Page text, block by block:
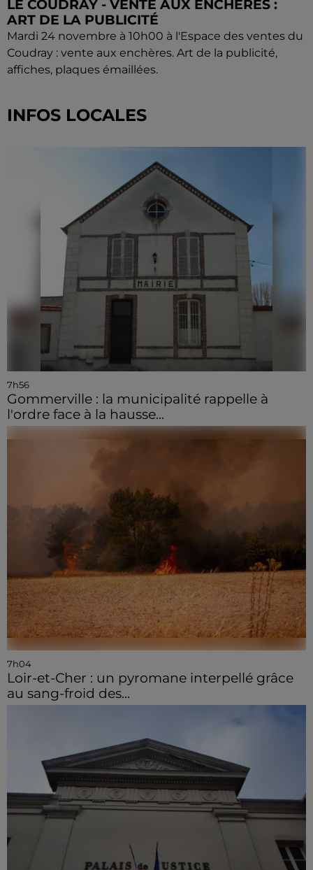
LE COUDRAY - VENTE AUX ENCHÈRES :
ART DE LA PUBLICITÉ
Mardi 24 novembre à 10h00 à l'Espace des ventes du
Coudray : vente aux enchères. Art de la publicité,
affiches, plaques émaillées.
INFOS LOCALES
7h56
Gommerville : la municipalité rappelle à
l'ordre face à la hausse...
7h04
Loir-et-Cher : un pyromane interpellé grâce
au sang-froid des...